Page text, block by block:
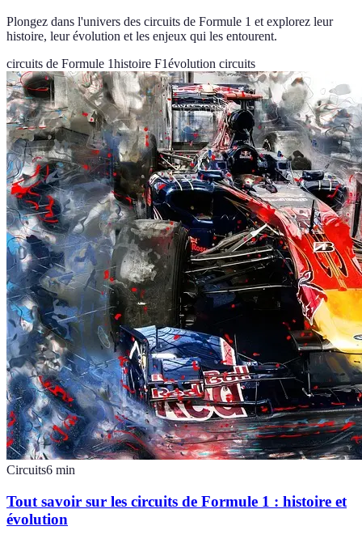
Plongez dans l'univers des circuits de Formule 1 et explorez leur
histoire, leur évolution et les enjeux qui les entourent.
circuits de Formule 1histoire F1évolution circuits
Circuits6 min
Tout savoir sur les circuits de Formule 1 : histoire et
évolution